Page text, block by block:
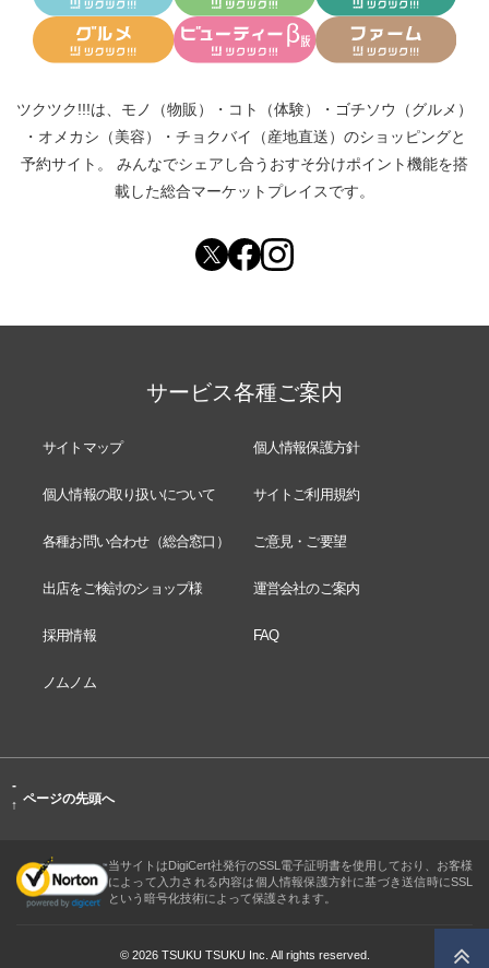
ツクツク!!!は、 モノ（物販） ・ コト（体験） ・ ゴチソウ（グルメ）
・ オメカシ（美容） ・ チョクバイ（産地直送） のショッピングと
予約サイト。
みんなでシェアし合う おすそ分けポイント機能を搭
載した総合マーケットプレイスです。
サービス各種ご案内
サイトマップ 個人情報保護方針
個人情報の取り扱いについて サイトご利用規約
各種お問い合わせ（総合窓口） ご意見・ご要望
出店をご検討のショップ様 運営会社のご案内
採用情報 FAQ
ノムノム
-
↑ ページの先頭へ
当サイトはDigiCert社発行のSSL電子証明書を使用しており、お客様
によって入力される内容は個人情報保護方針に基づき送信時にSSL
という暗号化技術によって保護されます。
© 2026 TSUKU TSUKU Inc. All rights reserved.